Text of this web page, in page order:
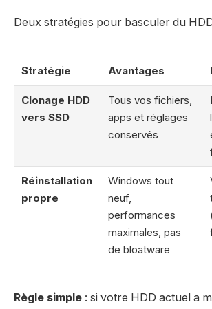
Deux stratégies pour basculer du
Stratégie Avantages
Clonage HDD
vers SSD
Tous vos fichiers,
apps et réglages
conservés
Réinstallation
propre
Windows tout
neuf,
performances
maximales, pas
de bloatware
Règle simple : si votre HDD actuel a